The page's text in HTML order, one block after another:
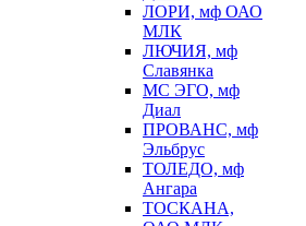
ЛОРИ, мф ОАО
МЛК
ЛЮЧИЯ, мф
Славянка
МС ЭГО, мф
Диал
ПРОВАНС, мф
Эльбрус
ТОЛЕДО, мф
Ангара
ТОСКАНА,